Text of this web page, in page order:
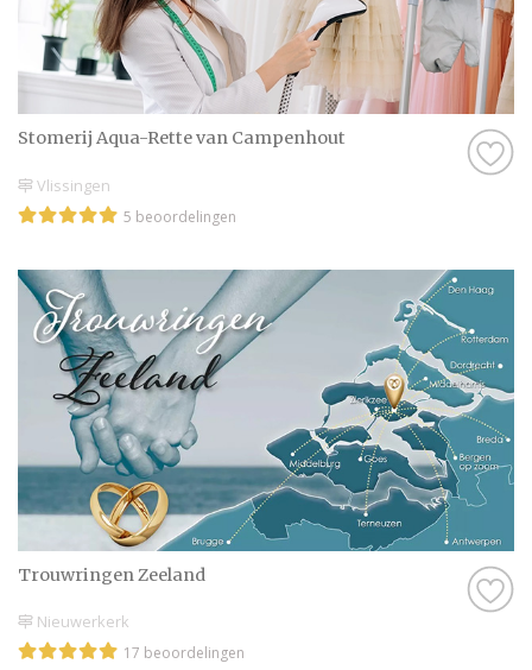
Stomerij Aqua-Rette van Campenhout
Vlissingen
5 beoordelingen
Trouwringen Zeeland
Nieuwerkerk
17 beoordelingen